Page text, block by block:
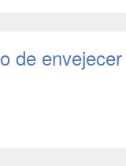
de envejecer